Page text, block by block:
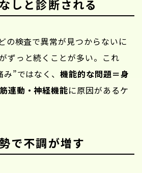
しと診断される
の検査で異常が見つからないに
ずっと続くことが多い。これ
み”ではなく、機能的な問題＝身
連動・神経機能に原因があるケ
で不調が増す